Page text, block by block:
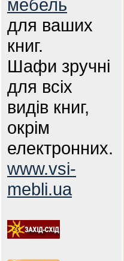
мебель
для ваших
книг.
Шафи зручні
для всіх
видів книг,
окрім
електронних.
www.vsi-
mebli.ua